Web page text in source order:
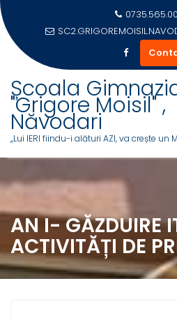
content
Școala
"Grigore Moisil" ,
Năvodari
,,Lui IERI fiindu-i alături AZI, va crește un
AN I- GĂZDUIRE
ACTIVITĂȚI DE